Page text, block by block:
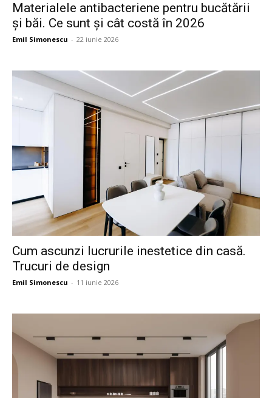
Materialele antibacteriene pentru bucătării
și băi. Ce sunt și cât costă în 2026
Emil Simonescu - 22 iunie 2026
Cum ascunzi lucrurile inestetice din casă.
Trucuri de design
Emil Simonescu - 11 iunie 2026